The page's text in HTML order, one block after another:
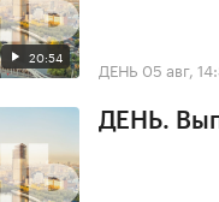
20:54 ДЕНЬ 05 авг,
ДЕНЬ.